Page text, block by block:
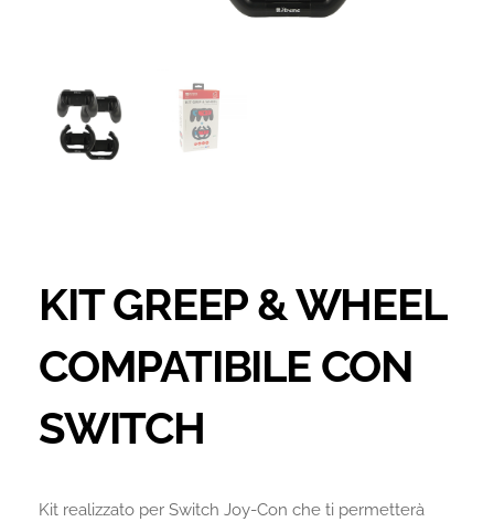
KIT GREEP & WHEEL
COMPATIBILE CON
SWITCH
Kit realizzato per Switch Joy-Con che ti permetterà